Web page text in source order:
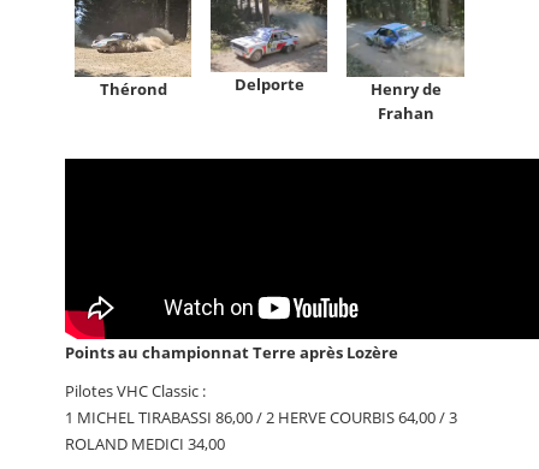
Thérond Delporte
Henry de
Frahan
Points au championnat Terre après Lozère
Pilotes VHC Classic :
1 MICHEL TIRABASSI 86,00 / 2 HERVE COURBIS 64,00 / 3
ROLAND MEDICI 34,00